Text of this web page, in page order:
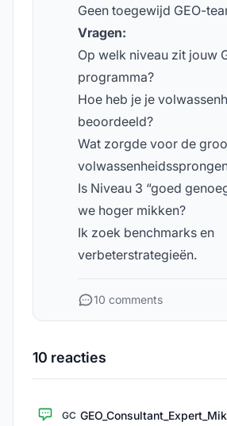
Geen toegewijd GEO-
Vragen:
Op welk niveau zit jouw
programma?
Hoe heb je je
beoordeeld?
Wat zorgde voor de
Is Niveau 3 “goed
we hoger mikken?
Ik zoek benchmarks en
verbeterstrategieën.
10 comments
10 reacties
GC